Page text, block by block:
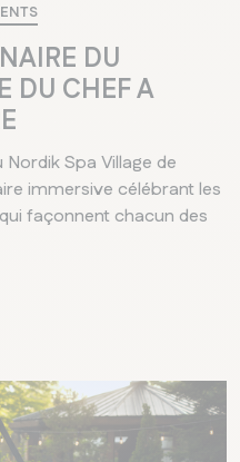
DU
DU CHEF A
Spa Village de
immersive célébrant les
façonnent chacun des